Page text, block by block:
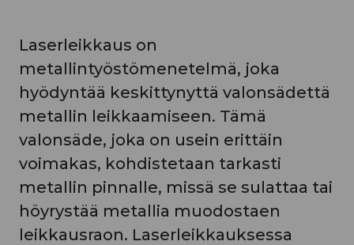
Laserleikkaus on
metallintyöstömenetelmä, joka
hyödyntää keskittynyttä valonsädettä
metallin leikkaamiseen. Tämä
valonsäde, joka on usein erittäin
voimakas, kohdistetaan tarkasti
metallin pinnalle, missä se sulattaa tai
höyrystää metallia muodostaen
leikkausraon. Laserleikkauksessa